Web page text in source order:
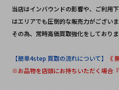
当店はインバウンドの影響や、ご利用
はエリアでも圧倒的な販売力がございま
その為、常時高価買取強化をしておりま
【簡単4step 買取の流れについて】
《
※お品物を店頭にお持ちいただく場合『